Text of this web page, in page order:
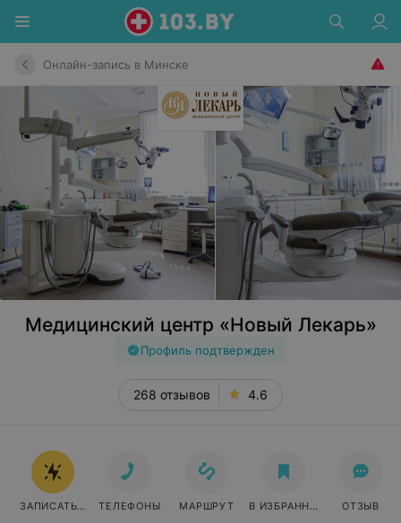
Онлайн-запись в Минске
Медицинский центр «Новый Лекарь»
Профиль подтвержден
268 отзывов 4.6
ЗАПИСАТЬСЯ ОНЛАЙН
ТЕЛЕФОНЫ МАРШРУТ В ИЗБРАННОЕ ОТЗЫВ